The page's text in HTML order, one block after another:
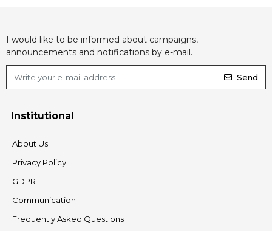
I would like to be informed about campaigns,
announcements and notifications by e-mail.
Send
Institutional
About Us
Privacy Policy
GDPR
Communication
Frequently Asked Questions